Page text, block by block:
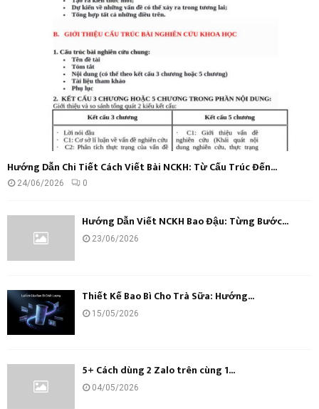
Hướng Dẫn Chi Tiết Cách Viết Bài NCKH: Từ Cấu Trúc Đến...
24/06/2026 0
Hướng Dẫn Viết NCKH Bao Đậu: Từng Bước...
23/06/2026
Thiết Kế Bao Bì Cho Trà Sữa: Hướng...
15/05/2026
5+ Cách dùng 2 Zalo trên cùng 1...
04/05/2026